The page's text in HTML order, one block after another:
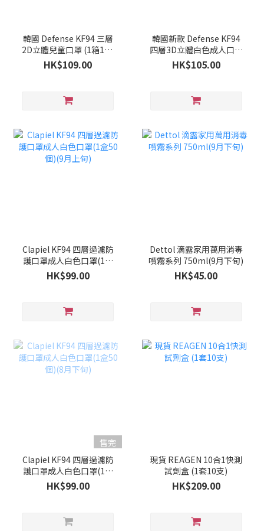
韓國 Defense KF94 三層
2D立體兒童口罩 (1箱100
個)(9月下旬)
HK$109.00
韓國新款 Defense KF94
四層3D立體白色成人口罩
(1箱100個)(9月下旬)
HK$105.00
Clapiel KF94 四層過濾防
護口罩成人白色口罩(1盒
50個)(9月上旬)
HK$99.00
Dettol 滴露家用萬用消毒
噴霧系列 750ml(9月下旬)
HK$45.00
售完
Clapiel KF94 四層過濾防
護口罩成人白色口罩(1盒
50個)(8月下旬)
HK$99.00
現貨 REAGEN 10合1快測
試劑盒 (1套10支)
HK$209.00